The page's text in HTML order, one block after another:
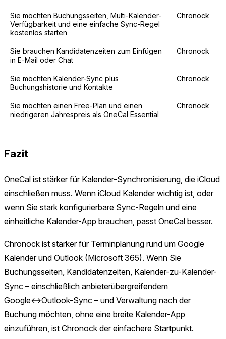
Sie möchten Buchungsseiten, Multi-Kalender-
Verfügbarkeit und eine einfache Sync-Regel
kostenlos starten
Chronock
Sie brauchen Kandidatenzeiten zum Einfügen
in E-Mail oder Chat
Chronock
Sie möchten Kalender-Sync plus
Buchungshistorie und Kontakte
Chronock
Sie möchten einen Free-Plan und einen
niedrigeren Jahrespreis als OneCal Essential
Chronock
Fazit
OneCal ist stärker für Kalender-Synchronisierung, die iCloud
einschließen muss. Wenn iCloud Kalender wichtig ist, oder
wenn Sie stark konfigurierbare Sync-Regeln und eine
einheitliche Kalender-App brauchen, passt OneCal besser.
Chronock ist stärker für Terminplanung rund um Google
Kalender und Outlook (Microsoft 365). Wenn Sie
Buchungsseiten, Kandidatenzeiten, Kalender-zu-Kalender-
Sync – einschließlich anbieterübergreifendem
Google↔Outlook-Sync – und Verwaltung nach der
Buchung möchten, ohne eine breite Kalender-App
einzuführen, ist Chronock der einfachere Startpunkt.